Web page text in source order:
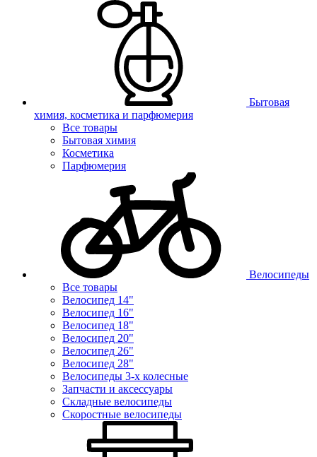
Бытовая
химия, косметика и парфюмерия
Все товары
Бытовая химия
Косметика
Парфюмерия
Велосипеды
Все товары
Велосипед 14"
Велосипед 16"
Велосипед 18"
Велосипед 20"
Велосипед 26"
Велосипед 28"
Велосипеды 3-х колесные
Запчасти и аксессуары
Складные велосипеды
Скоростные велосипеды